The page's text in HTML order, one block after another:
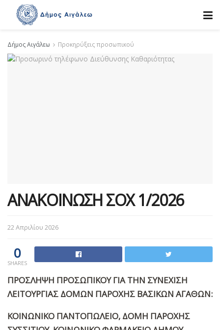
Δήμος Αιγάλεω Προκηρύξεις προσωπικού
ΑΝΑΚΟΙΝΩΣΗ ΣΟΧ 1/2026
22 Απριλίου 2026
0
SHARES
ΠΡΟΣΛΗΨΗ ΠΡΟΣΩΠΙΚΟΥ ΓΙΑ ΤΗΝ ΣΥΝΕΧΙΣΗ
ΛΕΙΤΟΥΡΓΙΑΣ ΔΟΜΩΝ ΠΑΡΟΧΗΣ ΒΑΣΙΚΩΝ ΑΓΑΘΩΝ:
ΚΟΙΝΩΝΙΚΟ ΠΑΝΤΟΠΩΛΕΙΟ, ΔΟΜΗ ΠΑΡΟΧΗΣ